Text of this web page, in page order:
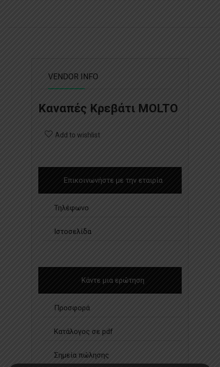
VENDOR INFO
Καναπές Κρεβάτι MOLTO
Add to wishlist
Επικοινωνήστε με την εταιρία
Τηλέφωνο
Ιστοσελίδα
Κάντε μια ερώτηση
Προσφορά
Κατάλογος σε pdf
Σημεία πώλησης